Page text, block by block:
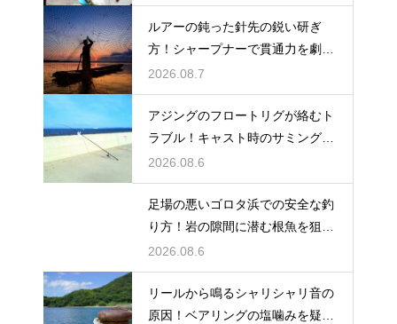
ルアーの鈍った針先の鋭い研ぎ
方！シャープナーで貫通力を劇的
に復活
2026.08.7
アジングのフロートリグが絡むト
ラブル！キャスト時のサミングで
防ぐ
2026.08.6
足場の悪いゴロタ浜での安全な釣
り方！岩の隙間に潜む根魚を狙う
仕掛け
2026.08.6
リールから鳴るシャリシャリ音の
原因！ベアリングの塩噛みを疑っ